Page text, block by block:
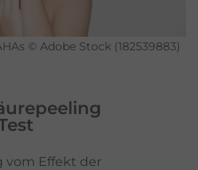
© Adobe Stock (182539883)
vom Effekt der